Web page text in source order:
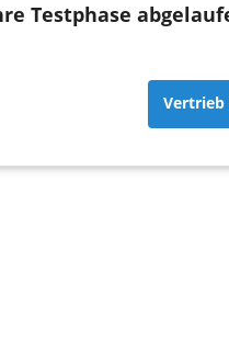
Testphase